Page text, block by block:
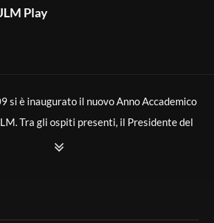
Play
si è inaugurato il nuovo Anno Accademico
Tra gli ospiti presenti, il Presidente del
Giuseppe Di Lella, il Ministro